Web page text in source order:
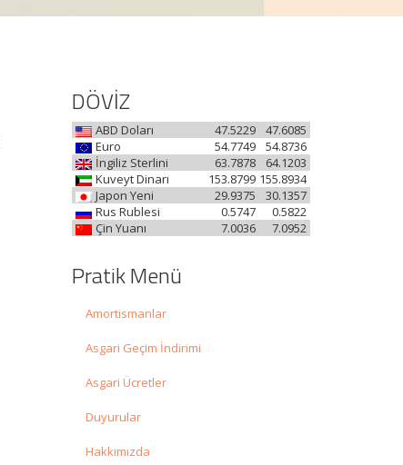
DÖVİZ
ABD Doları 47.6085
47.5229
Euro
54.8736
54.7749
İngiliz Sterlini
64.1203
63.7878
Kuveyt Dinarı
155.8934
153.8799
Japon Yeni
30.1357
29.9375
Rus Rublesi
0.5822
0.5747
Çin Yuanı
7.0952
7.0036
Pratik Menü
Amortismanlar
Asgari Geçim İndirimi
Asgari Ücretler
Duyurular
Hakkımızda